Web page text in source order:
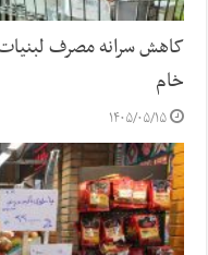
کاهش سرانه مصرف
خام
۱۴۰۵/۰۵/۱۵